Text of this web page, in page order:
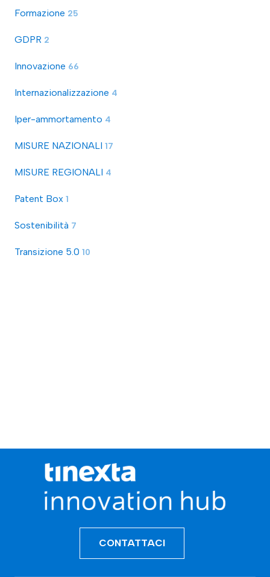
Formazione 25
GDPR 2
Innovazione 66
Internazionalizzazione 4
Iper-ammortamento 4
MISURE NAZIONALI 17
MISURE REGIONALI 4
Patent Box 1
Sostenibilità 7
Transizione 5.0 10
CONTATTACI